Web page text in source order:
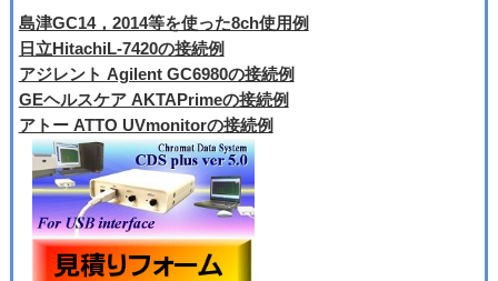
島津GC14，2014等を使った8ch使用例
日立HitachiL-7420の接続例
アジレント Agilent GC6980の接続例
GEヘルスケア AKTAPrimeの接続例
アトー ATTO UVmonitorの接続例